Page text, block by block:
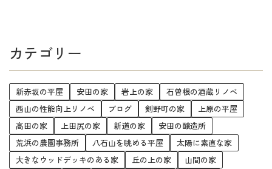
カテゴリー
新赤坂の平屋 安田の家 岩上の家
石曽根の酒蔵リノベ
西山の性能向上リノベ
ブログ 剣野町の家
上原の平屋
高田の家
上田尻の家 新道の家
安田の醸造所
荒浜の農園事務所
八石山を眺める平屋
太陽に素直な家
大きなウッドデッキのある家
丘の上の家
山間の家